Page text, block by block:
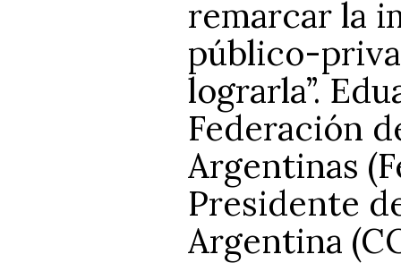
remarcar la
público-
lograrla”.
Federación
Argentinas
Presidente
Argentina